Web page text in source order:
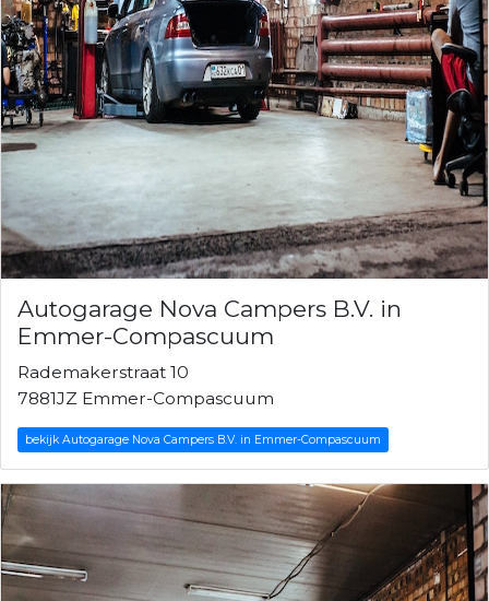
Autogarage Nova Campers B.V. in
Emmer-Compascuum
Rademakerstraat 10
7881JZ Emmer-Compascuum
bekijk Autogarage Nova Campers B.V. in Emmer-Compascuum